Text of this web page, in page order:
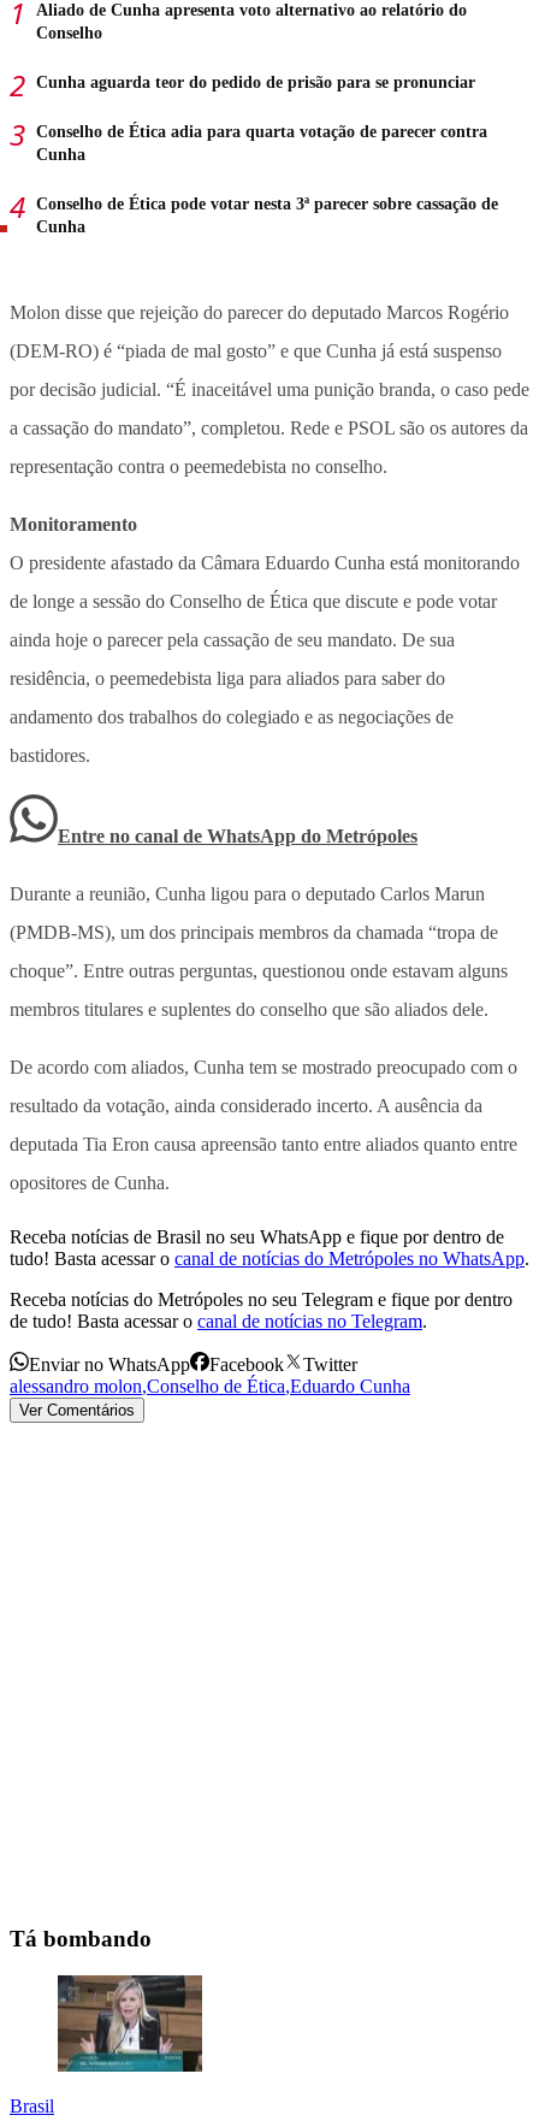
Aliado de Cunha apresenta voto alternativo ao relatório do
Conselho
Cunha aguarda teor do pedido de prisão para se pronunciar
Conselho de Ética adia para quarta votação de parecer contra
Cunha
Conselho de Ética pode votar nesta 3ª parecer sobre cassação de
Cunha
Molon disse que rejeição do parecer do deputado Marcos Rogério
(DEM-RO) é “piada de mal gosto” e que Cunha já está suspenso
por decisão judicial. “É inaceitável uma punição branda, o caso pede
a cassação do mandato”, completou. Rede e PSOL são os autores da
representação contra o peemedebista no conselho.
Monitoramento
O presidente afastado da Câmara Eduardo Cunha está monitorando
de longe a sessão do Conselho de Ética que discute e pode votar
ainda hoje o parecer pela cassação de seu mandato. De sua
residência, o peemedebista liga para aliados para saber do
andamento dos trabalhos do colegiado e as negociações de
bastidores.
Entre no canal de WhatsApp do Metrópoles
Durante a reunião, Cunha ligou para o deputado Carlos Marun
(PMDB-MS), um dos principais membros da chamada “tropa de
choque”. Entre outras perguntas, questionou onde estavam alguns
membros titulares e suplentes do conselho que são aliados dele.
De acordo com aliados, Cunha tem se mostrado preocupado com o
resultado da votação, ainda considerado incerto. A ausência da
deputada Tia Eron causa apreensão tanto entre aliados quanto entre
opositores de Cunha.
Receba notícias de Brasil no seu WhatsApp e fique por dentro de
tudo! Basta acessar o canal de notícias do Metrópoles no WhatsApp.
Receba notícias do Metrópoles no seu Telegram e fique por dentro
de tudo! Basta acessar o canal de notícias no Telegram.
Enviar no WhatsApp Facebook
Twitter
alessandro molon,Conselho de Ética,Eduardo Cunha
Ver Comentários
Tá bombando
Brasil